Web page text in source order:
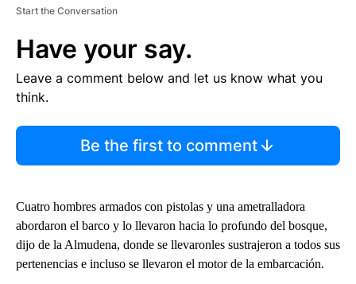
Start the Conversation
Have your say.
Leave a comment below and let us know what you
think.
Be the first to comment
Cuatro hombres armados con pistolas y una ametralladora
abordaron el barco y lo llevaron hacia lo profundo del bosque,
dijo de la Almudena, donde se llevaronles sustrajeron a todos sus
pertenencias e incluso se llevaron el motor de la embarcación.